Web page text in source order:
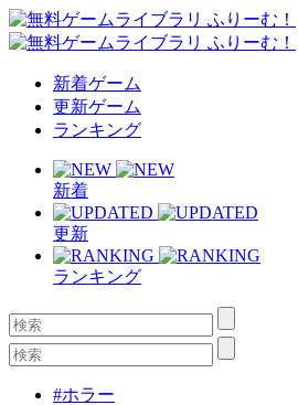
新着ゲーム
更新ゲーム
ランキング
新着
更新
ランキング
#ホラー